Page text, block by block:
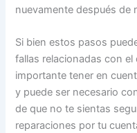
nuevamente después de
Si bien estos pasos
fallas relacionadas con
importante tener en
y puede ser necesario
de que no te sientas
reparaciones por tu